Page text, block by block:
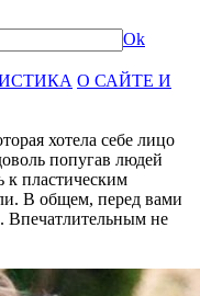
Ok
О САЙТЕ И
хотела себе лицо
попугав людей
к пластическим
В общем, перед вами
Впечатлительным не